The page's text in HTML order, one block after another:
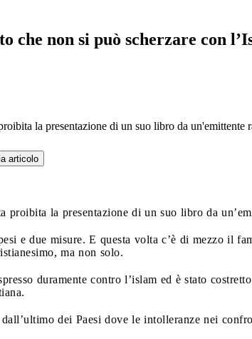
che non si può scherzare con
la presentazione di un suo libro da un'emittente
articolo
proibita la presentazione di un suo libro da
e due misure. E questa volta c’è di mezzo il
ma non solo.
duramente contro l’islam ed è stato
dei Paesi dove le intolleranze nei